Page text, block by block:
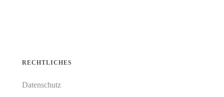
RECHTLICHES
Datenschutz